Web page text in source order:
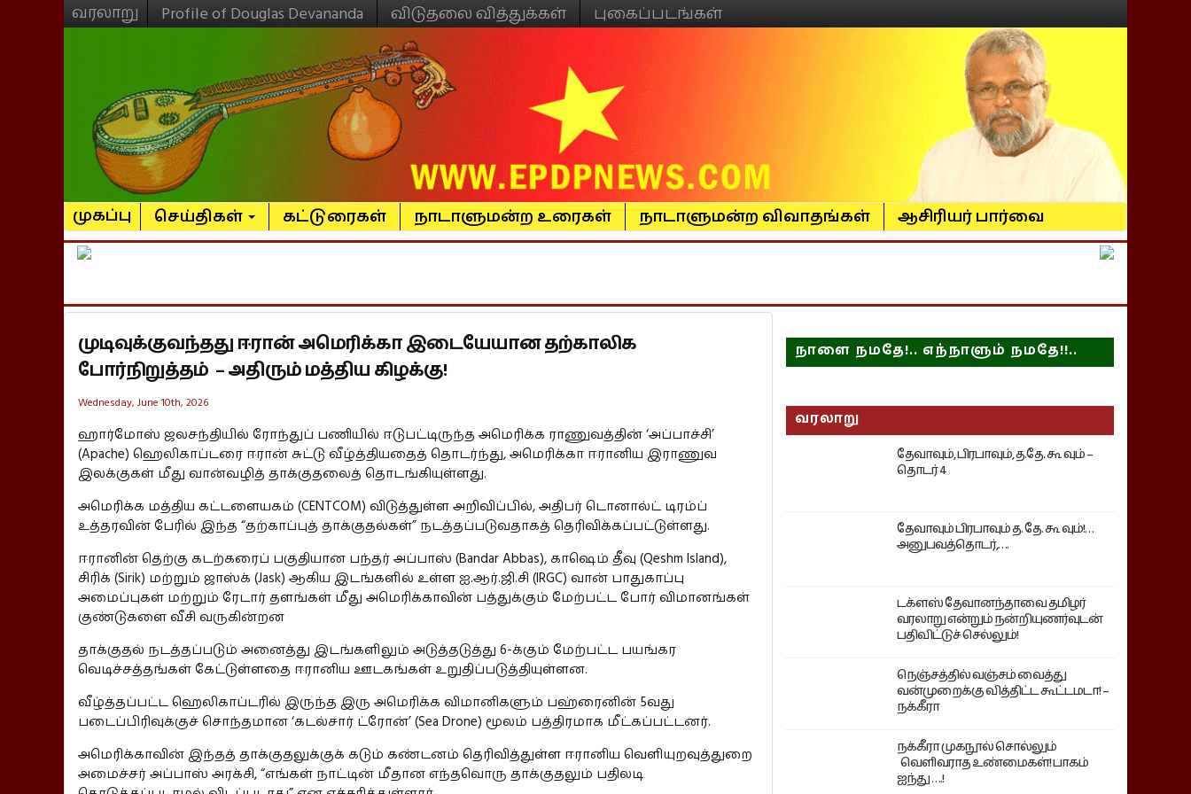
வரலாறு Profile of Douglas Devananda விடுதலை வித்துக்கள் புகைப்படங்கள்
முகப்பு செய்திகள் கட்டுரைகள் நாடாளுமன்ற உரைகள் நாடாளுமன்ற விவாதங்கள் ஆசிரியர் பார்வை
முடிவுக்குவந்தது ஈரான் அமெரிக்கா இடையேயான தற்காலிக
போர்நிறுத்தம் – அதிரும் மத்திய கிழக்கு!
Wednesday, June 10th, 2026
ஹார்மோஸ் ஜலசந்தியில் ரோந்துப் பணியில் ஈடுபட்டிருந்த அமெரிக்க ராணுவத்தின் ‘அப்பாச்சி’
(Apache) ஹெலிகாப்டரை ஈரான் சுட்டு வீழ்த்தியதைத் தொடர்ந்து, அமெரிக்கா ஈரானிய இராணுவ
இலக்குகள் மீது வான்வழித் தாக்குதலைத் தொடங்கியுள்ளது.
அமெரிக்க மத்திய கட்டளையகம் (CENTCOM) விடுத்துள்ள அறிவிப்பில், அதிபர் டொனால்ட் டிரம்ப்
உத்தரவின் பேரில் இந்த “தற்காப்புத் தாக்குதல்கள்” நடத்தப்படுவதாகத் தெரிவிக்கப்பட்டுள்ளது.
ஈரானின் தெற்கு கடற்கரைப் பகுதியான பந்தர் அப்பாஸ் (Bandar Abbas), காஷெம் தீவு (Qeshm Island),
சிரிக் (Sirik) மற்றும் ஜாஸ்க் (Jask) ஆகிய இடங்களில் உள்ள ஐ.ஆர்.ஜி.சி (IRGC) வான் பாதுகாப்பு
அமைப்புகள் மற்றும் ரேடார் தளங்கள் மீது அமெரிக்காவின் பத்துக்கும் மேற்பட்ட போர் விமானங்கள்
குண்டுகளை வீசி வருகின்றன
தாக்குதல் நடத்தப்படும் அனைத்து இடங்களிலும் அடுத்தடுத்து 6-க்கும் மேற்பட்ட பயங்கர
வெடிச்சத்தங்கள் கேட்டுள்ளதை ஈரானிய ஊடகங்கள் உறுதிப்படுத்தியுள்ளன.
வீழ்த்தப்பட்ட ஹெலிகாப்டரில் இருந்த இரு அமெரிக்க விமானிகளும் பஹ்ரைனின் 5வது
படைப்பிரிவுக்குச் சொந்தமான ‘கடல்சார் ட்ரோன்’ (Sea Drone) மூலம் பத்திரமாக மீட்கப்பட்டனர்.
அமெரிக்காவின் இந்தத் தாக்குதலுக்குக் கடும் கண்டனம் தெரிவித்துள்ள ஈரானிய வெளியுறவுத்துறை
அமைச்சர் அப்பாஸ் அரக்சி, “எங்கள் நாட்டின் மீதான எந்தவொரு தாக்குதலும் பதிலடி
நாளை நமதே!.. எந்நாளும் நமதே!!..
வரலாறு
தேவாவும், பிரபாவும், த.தே. கூ வும் –
தொடர் 4
தேவாவும் பிரபாவும் த. தே. கூ வும்!…
அனுபவத்தொடர்,….
டக்ளஸ் தேவானந்தாவை தமிழர்
வரலாறு என்றும் நன்றியுணர்வுடன்
பதிவிட்டுச் செல்லும்!
நெஞ்சத்தில் வஞ்சம் வைத்து
வன்முறைக்கு வித்திட்ட கூட்டமடா! –
நக்கீரா
நக்கீரா முகநூல் சொல்லும்
வெளிவராத உண்மைகள்! பாகம்
ஐந்து ….!